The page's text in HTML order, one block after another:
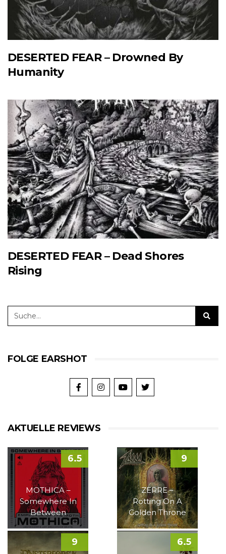
DESERTED FEAR – Drowned By
Humanity
DESERTED FEAR – Dead Shores
Rising
FOLGE EARSHOT
AKTUELLE REVIEWS
MOTHICA –
Somewhere In
Between
6.5
ZERRE –
Rotting On A
Golden Throne
9
9 6.5